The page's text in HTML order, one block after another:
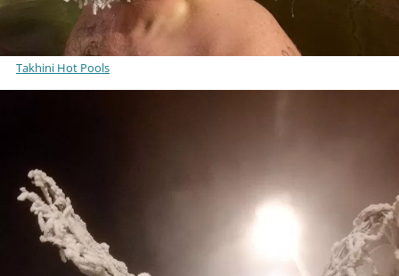
Takhini Hot Pools